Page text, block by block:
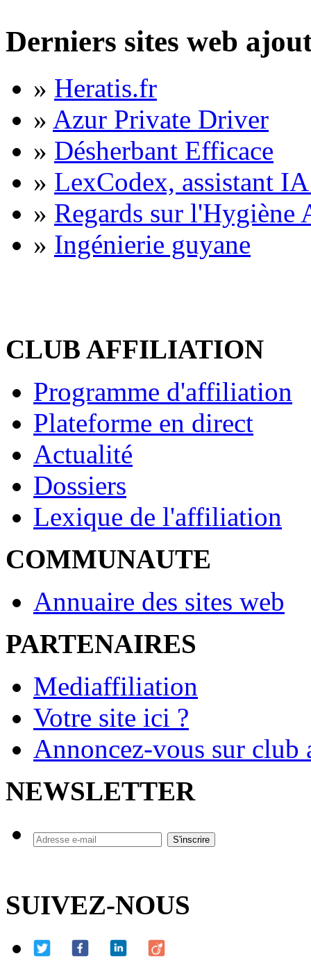
Derniers sites web
» Heratis.fr
» Azur Private Driver
» Désherbant Efficace
» LexCodex, assistant
» Regards sur l'Hygiène
» Ingénierie guyane
CLUB AFFILIATION
Programme d'affiliation
Plateforme en direct
Actualité
Dossiers
Lexique de l'affiliation
COMMUNAUTE
Annuaire des sites web
PARTENAIRES
Mediaffiliation
Votre site ici ?
Annoncez-vous sur
NEWSLETTER
SUIVEZ-NOUS